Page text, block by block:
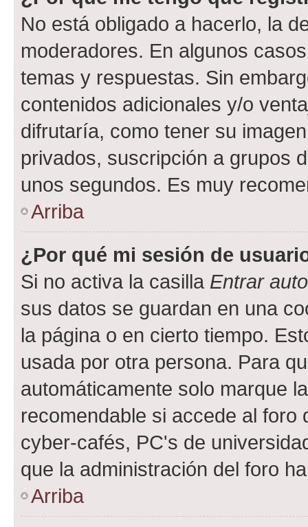
No está obligado a hacerlo, la
moderadores. En algunos
temas y respuestas. Sin
contenidos adicionales y/o
difrutaría, como tener su
privados, suscripción a grupos
unos segundos. Es muy
Arriba
¿Por qué mi sesión de
Si no activa la casilla Entrar
sus datos se guardan en una
la página o en cierto tiempo.
usada por otra persona. Para
automáticamente solo marque
recomendable si accede al foro
cyber-cafés, PC's de
que la administración del foro
Arriba